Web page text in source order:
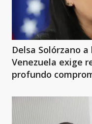
Delsa Solórzano
Venezuela exige
profundo